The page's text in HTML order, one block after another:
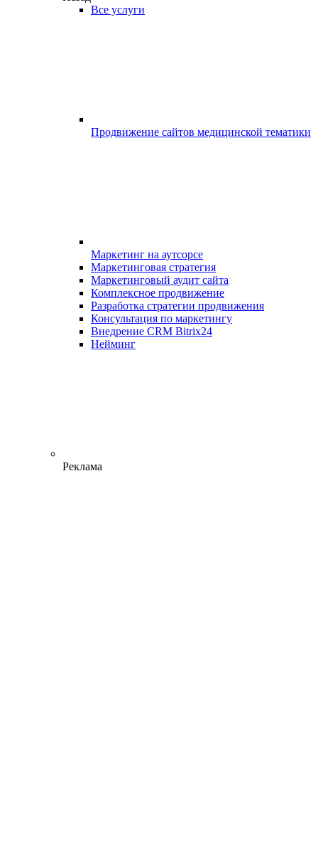
Все услуги
Продвижение сайтов медицинской тематики
Маркетинг на аутсорсе
Маркетинговая стратегия
Маркетинговый аудит сайта
Комплексное продвижение
Разработка стратегии продвижения
Консультация по маркетингу
Внедрение CRM Bitrix24
Нейминг
Реклама